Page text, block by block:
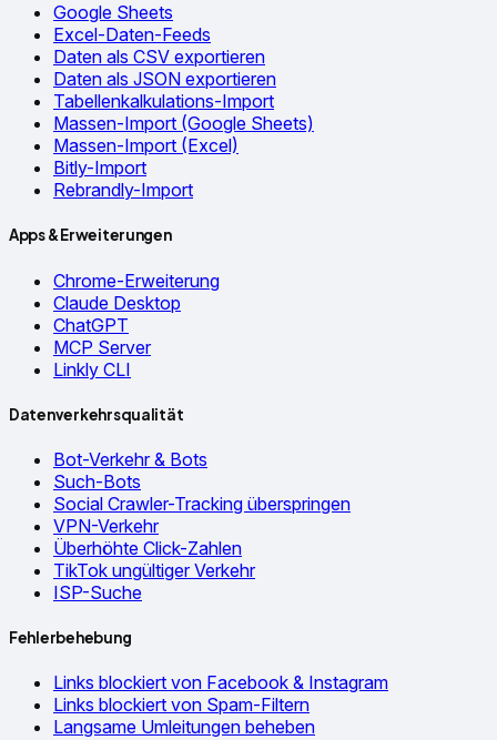
Google Sheets
Excel-Daten-Feeds
Daten als CSV exportieren
Daten als JSON exportieren
Tabellenkalkulations-Import
Massen-Import (Google Sheets)
Massen-Import (Excel)
Bitly-Import
Rebrandly-Import
Apps & Erweiterungen
Chrome-Erweiterung
Claude Desktop
ChatGPT
MCP Server
Linkly CLI
Datenverkehrsqualität
Bot-Verkehr & Bots
Such-Bots
Social Crawler-Tracking überspringen
VPN-Verkehr
Überhöhte Click-Zahlen
TikTok ungültiger Verkehr
ISP-Suche
Fehlerbehebung
Links blockiert von Facebook & Instagram
Links blockiert von Spam-Filtern
Langsame Umleitungen beheben